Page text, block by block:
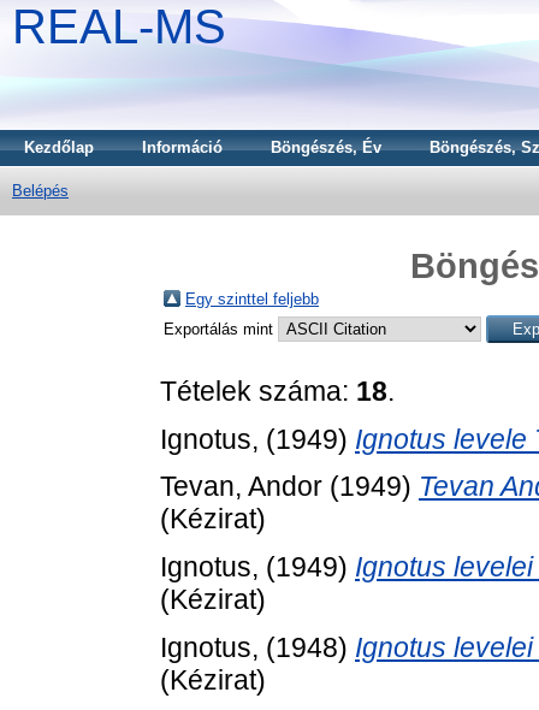
REAL-MS
Kezdőlap Információ Böngészés, Év Böngészés,
Belépés
Egy szinttel feljebb
Exportálás mint
Tételek száma: 18.
Ignotus, (1949) Ignotus levele
Tevan, Andor (1949) Tevan
(Kézirat)
Ignotus, (1949) Ignotus
(Kézirat)
Ignotus, (1948) Ignotus
(Kézirat)